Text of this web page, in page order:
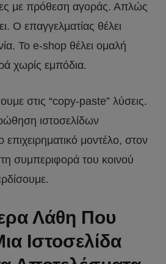
με πρόθεση αγοράς. Απλώς
Ο επαγγελματίας θέλει
Το e-shop θέλει ομαλή
χωρίς εμπόδια.
στις “copy-paste” λύσεις.
ιστοσελίδων
μοντέλο, στον
συμπεριφορά του κοινού
Λάθη Που
Ιστοσελίδα